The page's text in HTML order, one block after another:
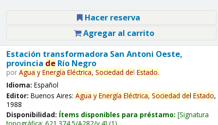
Hacer reserva
Agregar al carrito
Estación transformadora San Antoni Oeste,
provincia deRío Negro
por Agua y Energía Eléctrica, Sociedad del Estado.
Idioma: Español
Editor: Buenos Aires: Agua y Energía Eléctrica, Sociedad del Estado,
1988
Disponibilidad: Ítems disponibles para préstamo: Signatura